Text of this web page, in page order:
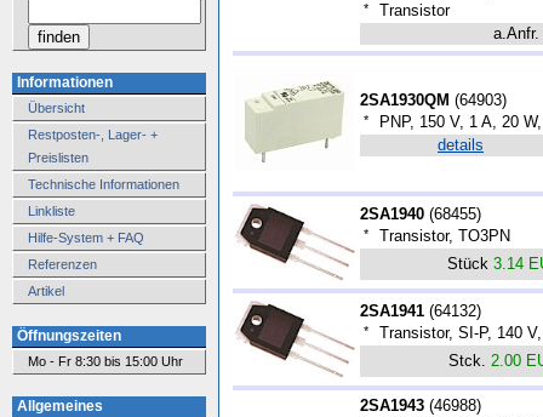
Informationen
Übersicht
Restposten-, Lager- +
Preislisten
Technische Informationen
Linkliste
Hilfe-System + FAQ
Referenzen
Artikel
Öffnungszeiten
Mo - Fr 8:30 bis 15:00 Uhr
Allgemeines
*
Transistor
a.Anfr.
2SA1930QM (64903)
*
PNP, 150 V, 1 A, 20
details
2SA1940 (68455)
*
Transistor, TO3PN
Stück 3.14
2SA1941 (64132)
*
Transistor, SI-P, 140
Stck. 2.00
2SA1943 (46988)